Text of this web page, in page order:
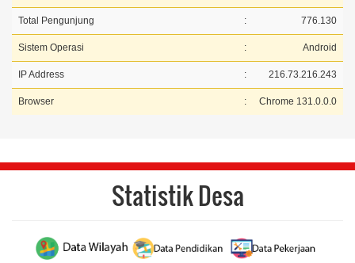
Total Pengunjung : 776.130
Sistem Operasi : Android
IP Address : 216.73.216.243
Browser : Chrome 131.0.0.0
Statistik Desa